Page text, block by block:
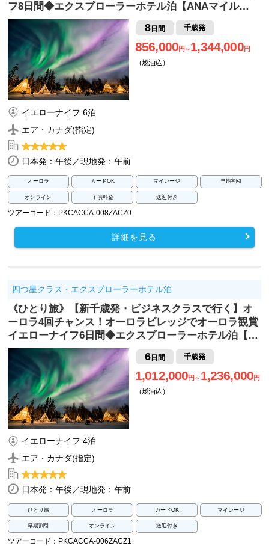
フ8日間◆エクスプローラーホテル泊【ANAマイル…
8日間 千歳発
856,000円～1,344,000円
（燃油込）
イエローナイフ 6泊
エア・カナダ(指定)
日本発：午後／現地発：午前
オーロラ カードOK マイレージ 早期割引
オンライン 子供料金 送迎付き
ツアーコード：PKCACCA-008ZACZ0
詳細を見る
四つ星クラス・エクスプローラーホテル泊
《ひとり旅》【新千歳発・ビジネスクラスで行く】オ
ーロラ4回チャンス！オーロラビレッジでオーロラ観賞
イエローナイフ6日間◆エクスプローラーホテル泊【…
6日間 千歳発
1,012,000円～ 1,236,000円
（燃油込）
イエローナイフ 4泊
エア・カナダ(指定)
日本発：午後／現地発：午前
ひとり旅 オーロラ カードOK マイレージ
早期割引 オンライン 送迎付き
ツアーコード：PKCACCA-006ZACZ1